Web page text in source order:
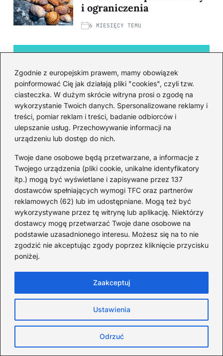
Zgodnie z europejskim prawem, mamy obowiązek
poinformować Cię jak działają pliki "cookies", czyli tzw.
ciasteczka. W dużym skrócie witryna prosi o zgodę na
wykorzystanie Twoich danych. Spersonalizowane reklamy i
treści, pomiar reklam i treści, badanie odbiorców i
ulepszanie usług. Przechowywanie informacji na
urządzeniu lub dostęp do nich.
Twoje dane osobowe będą przetwarzane, a informacje z
Twojego urządzenia (pliki cookie, unikalne identyfikatory
itp.) mogą być wyświetlane i zapisywane przez 137
dostawców spełniających wymogi TFC oraz partnerów
reklamowych (62) lub im udostępniane. Mogą też być
wykorzystywane przez tę witrynę lub aplikację. Niektórzy
dostawcy mogę przetwarzać Twoje dane osobowe na
podstawie uzasadnionego interesu. Możesz się na to nie
zgodzić nie akceptując zgody poprzez kliknięcie przycisku
poniżej.
Ustawienia
Odrzuć
Zaakceptuj
i ograniczenia
6 MIESIĘCY TEMU
Loty
Ile kosztuje lot pierwszą
klasą? ceny i porównanie z
klasą ekonomiczną